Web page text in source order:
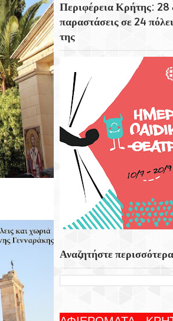
Περιφέρεια Κρήτης: 28
παραστάσεις σε 24
της
Αναζητήστε